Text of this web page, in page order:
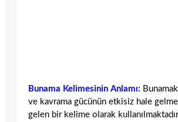
Bunama Kelimesinin Anlamı:
ve kavrama gücünün etkisiz hale
gelen bir kelime olarak